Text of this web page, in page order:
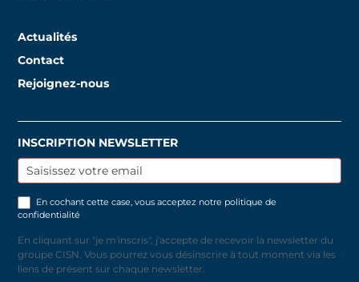
Actualités
Contact
Rejoignez-nous
Inscription
newsletter
INSCRIPTION NEWSLETTER
En cochant cette case, vous acceptez notre politique de
confidentialité
En cliquant sur "je m'inscris", j'accepte de recevoir la newsletter du
groupe CISN. Vous pourrez vous désinscrire à tout moment via les
liens de présent sur chaque newsletter.